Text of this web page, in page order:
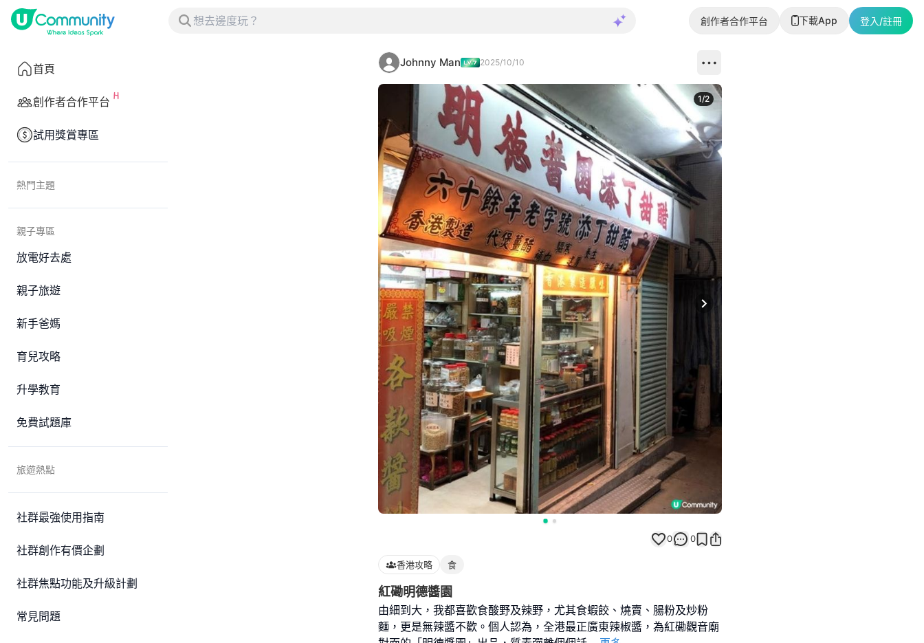
創作者合作平台 下載App 登入/註冊
首頁
創作者合作平台
試用獎賞專區
熱門主題
親子專區
放電好去處
親子旅遊
新手爸媽
育兒攻略
升學教育
免費試題庫
旅遊熱點
社群最強使用指南
社群創作有價企劃
社群焦點功能及升級計劃
常見問題
Johnny Man 2025/10/10
Next slide
1/2
0 0
香港攻略 食
紅磡明德醬園
由細到大，我都喜歡食酸野及辣野，尤其食蝦餃、燒賣、腸粉及炒粉
麵，更是無辣醬不歡。個人認為，全港最正廣東辣椒醬，為紅磡觀音廟